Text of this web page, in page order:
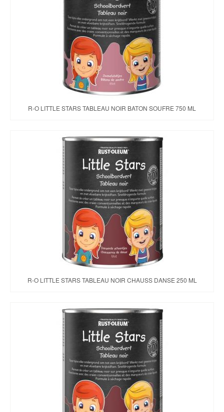
R-O LITTLE STARS TABLEAU NOIR BATON SOUFRE 750 ML
R-O LITTLE STARS TABLEAU NOIR CHAUSS DANSE 250 ML